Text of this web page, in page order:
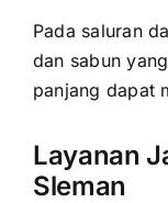
Pada saluran
dan sabun
panjang dapat
Layanan
Sleman